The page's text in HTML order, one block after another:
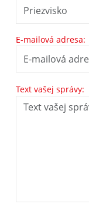
E-mailová adresa:
Text vašej správy: